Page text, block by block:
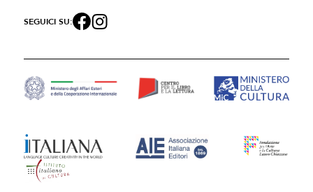
SEGUICI SU: